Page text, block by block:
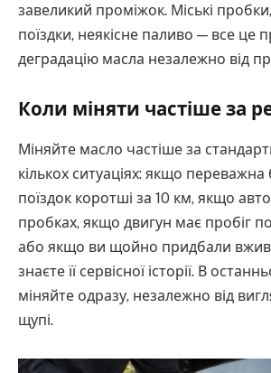
завеликий проміжок. Міські
поїздки, неякісне паливо — все це
деградацію масла незалежно від
Коли міняти частіше за
Міняйте масло частіше за
кількох ситуаціях: якщо переважна
поїздок коротші за 10 км, якщо
пробках, якщо двигун має пробіг
або якщо ви щойно придбали
знаєте її сервісної історії. В
міняйте одразу, незалежно від
щупі.